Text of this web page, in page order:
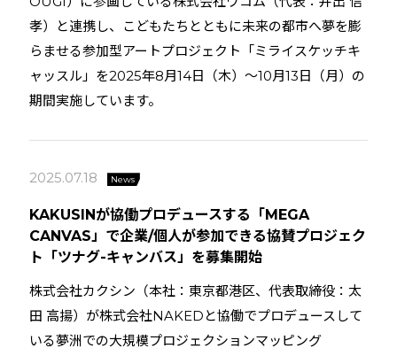
孝）と連携し、こどもたちとともに未来の都市へ夢を膨
らませる参加型アートプロジェクト「ミライスケッチキ
ャッスル」を2025年8月14日（木）〜10月13日（月）の
期間実施しています。
2025.07.18 News
KAKUSINが協働プロデュースする「MEGA
CANVAS」で企業/個人が参加できる協賛プロジェク
ト「ツナグ-キャンバス」を募集開始
株式会社カクシン（本社：東京都港区、代表取締役：太
田 高揚）が株式会社NAKEDと協働でプロデュースして
いる夢洲での大規模プロジェクションマッピング